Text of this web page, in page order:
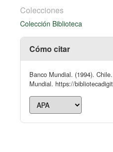
Colecciones
Colección Biblioteca
Cómo citar
Banco Mundial. (1994).
Mundial. https://